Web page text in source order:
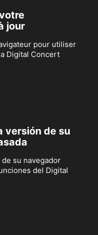
jour
pour utiliser
Digital Concert
versión de su
su navegador
del Digital